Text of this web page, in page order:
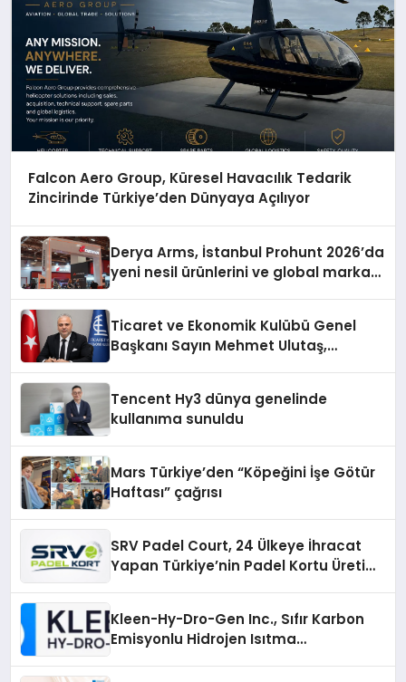
Falcon Aero Group, Küresel Havacılık Tedarik
Zincirinde Türkiye’den Dünyaya Açılıyor
Derya Arms, İstanbul Prohunt 2026’da
yeni nesil ürünlerini ve global marka
Ticaret ve Ekonomik Kulübü Genel
Başkanı Sayın Mehmet Ulutaş,
Tencent Hy3 dünya genelinde
kullanıma sunuldu
Mars Türkiye’den “Köpeğini İşe Götür
Haftası” çağrısı
SRV Padel Court, 24 Ülkeye İhracat
Yapan Türkiye’nin Padel Kortu Üretim
Kleen-Hy-Dro-Gen Inc., Sıfır Karbon
Emisyonlu Hidrojen Isıtma